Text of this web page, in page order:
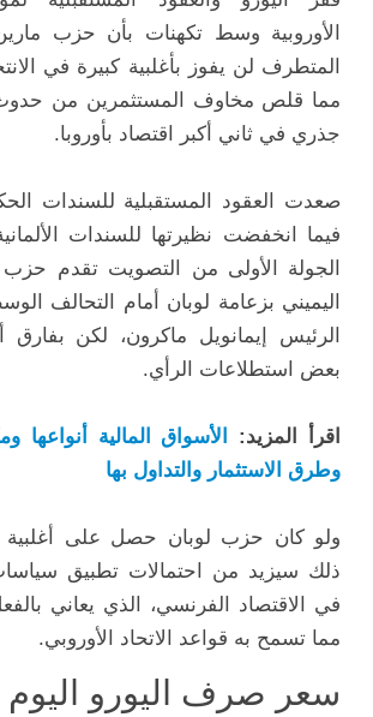
الأوروبية وسط تكهنات بأن حزب
المتطرف لن يفوز بأغلبية كبيرة في
مما قلص مخاوف المستثمرين من
جذري في ثاني أكبر اقتصاد بأوروبا.
صعدت العقود المستقبلية للسندات
فيما انخفضت نظيرتها للسندات
الجولة الأولى من التصويت تقدم حزب
اليميني بزعامة لوبان أمام التحالف
الرئيس إيمانويل ماكرون، لكن بفارق
بعض استطلاعات الرأي.
اقرأ المزيد:
الأسواق المالية أنواعها
وطرق الاستثمار والتداول بها
ولو كان حزب لوبان حصل على أغلبية
ذلك سيزيد من احتمالات تطبيق
في الاقتصاد الفرنسي، الذي يعاني
مما تسمح به قواعد الاتحاد الأوروبي.
سعر صرف اليورو اليوم